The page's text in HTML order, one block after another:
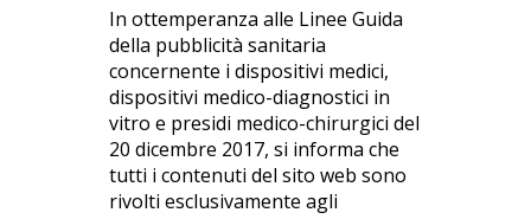
Leggi le evidenze
Approfondisci la ricerca per capire come il test
ACT può aiutare la tua pratica clinica
Leggi il whitepaper
In ottemperanza alle Linee Guida
della pubblicità sanitaria
concernente i dispositivi medici,
dispositivi medico-diagnostici in
vitro e presidi medico-chirurgici del
20 dicembre 2017, si informa che
tutti i contenuti del sito web sono
rivolti esclusivamente agli